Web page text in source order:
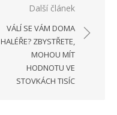
Další článek
VÁLÍ SE VÁM DOMA
HALÉŘE? ZBYSTŘETE,
MOHOU MÍT
HODNOTU VE
STOVKÁCH TISÍC